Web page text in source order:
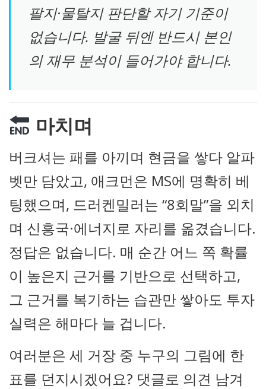
팔지·물탈지 판단할 자기 기준이
없습니다. 발굴 뒤엔 반드시 본인
의 재무 분석이 들어가야 합니다.
마치며
버크셔는 패를 아끼며 현금을 쌓다 알파
벳만 담았고, 애크먼은 MS에 명확히 베
팅했으며, 드러켄밀러는 “8회말”을 외치
며 신흥국·에너지로 자리를 옮겼습니다.
정답은 없습니다. 매 순간 어느 쪽 확률
이 높은지 근거를 기반으로 선택하고,
그 근거를 복기하는 습관만 쌓아도 투자
실력은 해마다 늘 겁니다.
여러분은 세 거장 중 누구의 그림에 한
표를 던지시겠어요? 댓글로 의견 남겨